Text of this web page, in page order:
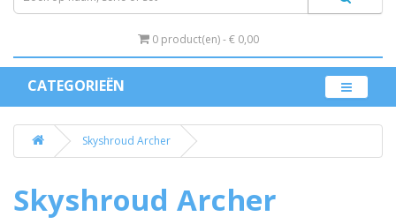
0 product(en) - € 0,00
CATEGORIEËN
Skyshroud Archer
Skyshroud Archer